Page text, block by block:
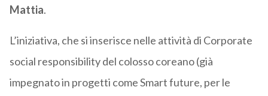
Mattia.
L’iniziativa, che si inserisce nelle attività di Corporate
social responsibility del colosso coreano (già
impegnato in progetti come Smart future, per le